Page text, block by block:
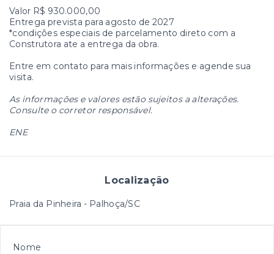
Valor R$ 930.000,00
Entrega prevista para agosto de 2027
*condições especiais de parcelamento direto com a
Construtora ate a entrega da obra.
Entre em contato para mais informações e agende sua
visita.
As informações e valores estão sujeitos a alterações.
Consulte o corretor responsável.
ENE
Localização
Praia da Pinheira - Palhoça/SC
Nome